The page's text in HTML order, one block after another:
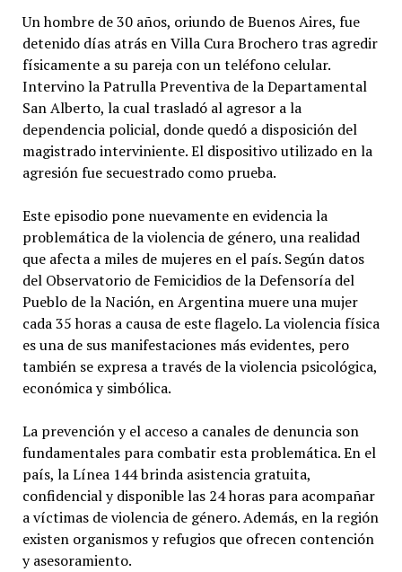
Un hombre de 30 años, oriundo de Buenos Aires, fue
detenido días atrás en Villa Cura Brochero tras agredir
físicamente a su pareja con un teléfono celular.
Intervino la Patrulla Preventiva de la Departamental
San Alberto, la cual trasladó al agresor a la
dependencia policial, donde quedó a disposición del
magistrado interviniente. El dispositivo utilizado en la
agresión fue secuestrado como prueba.
Este episodio pone nuevamente en evidencia la
problemática de la violencia de género, una realidad
que afecta a miles de mujeres en el país. Según datos
del Observatorio de Femicidios de la Defensoría del
Pueblo de la Nación, en Argentina muere una mujer
cada 35 horas a causa de este flagelo. La violencia física
es una de sus manifestaciones más evidentes, pero
también se expresa a través de la violencia psicológica,
económica y simbólica.
La prevención y el acceso a canales de denuncia son
fundamentales para combatir esta problemática. En el
país, la Línea 144 brinda asistencia gratuita,
confidencial y disponible las 24 horas para acompañar
a víctimas de violencia de género. Además, en la región
existen organismos y refugios que ofrecen contención
y asesoramiento.